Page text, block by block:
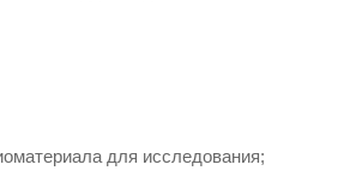
для исследования;